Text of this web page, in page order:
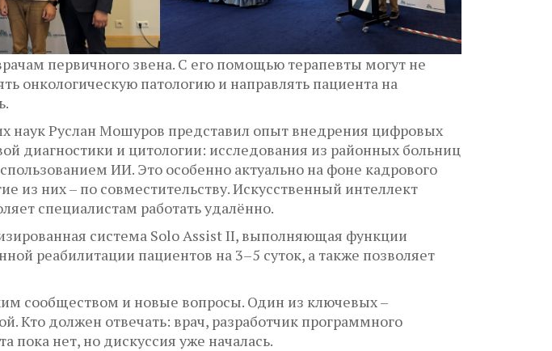
первичного звена. С его помощью терапевты могут не
онкологическую патологию и направлять пациента на
наук Руслан Мошуров представил опыт внедрения цифровых
диагностики и цитологии: исследования из районных больниц
ИИ. Это особенно актуально на фоне кадрового
из них – по совместительству. Искусственный интеллект
специалистам работать удалённо.
система Solo Assist II, выполняющая функции
реабилитации пациентов на 3–5 суток, а также позволяет
сообществом и новые вопросы. Один из ключевых –
Кто должен отвечать: врач, разработчик программного
пока нет, но дискуссия уже началась.